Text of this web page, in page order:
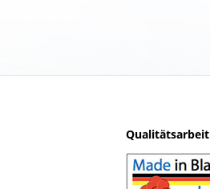
Qualitätsarbeit